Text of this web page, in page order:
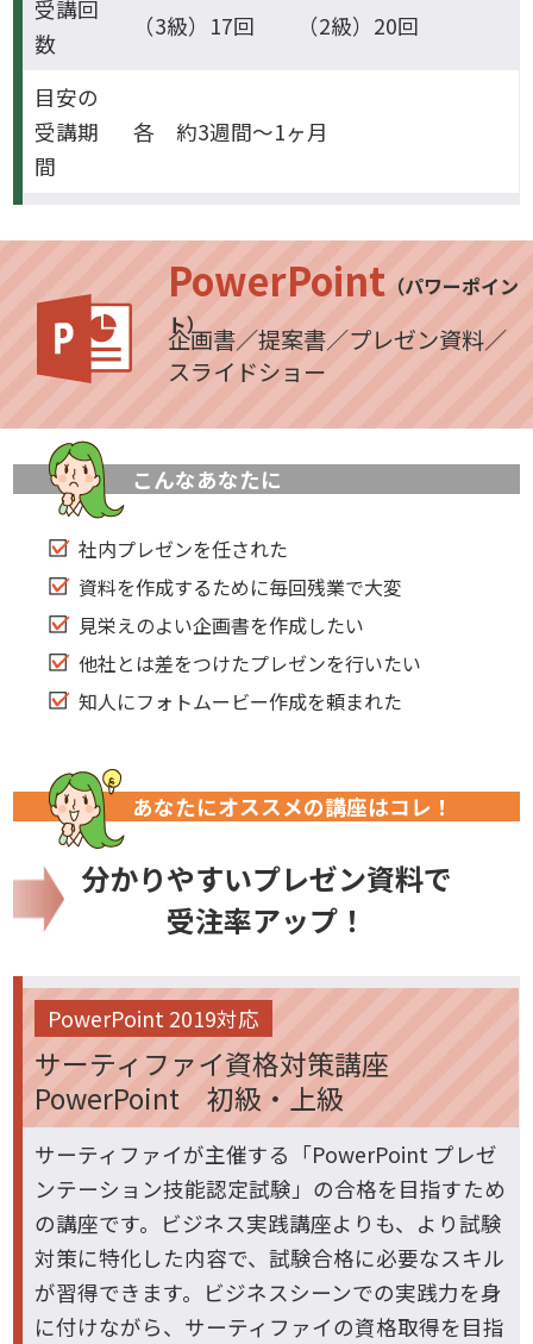
受講回
数
（3級）17回 （2級）20回
目安の
受講期
間
各 約3週間～1ヶ月
PowerPoint （パワーポイン
ト）
企画書／提案書／プレゼン資料／
スライドショー
こんなあなたに
社内プレゼンを任された
資料を作成するために毎回残業で大変
見栄えのよい企画書を作成したい
他社とは差をつけたプレゼンを行いたい
知人にフォトムービー作成を頼まれた
あなたにオススメの講座はコレ！
分かりやすいプレゼン資料で
受注率アップ！
PowerPoint 2019対応
サーティファイ資格対策講座
PowerPoint 初級・上級
サーティファイが主催する「PowerPoint プレゼ
ンテーション技能認定試験」の合格を目指すため
の講座です。ビジネス実践講座よりも、より試験
対策に特化した内容で、試験合格に必要なスキル
が習得できます。ビジネスシーンでの実践力を身
に付けながら、サーティファイの資格取得を目指